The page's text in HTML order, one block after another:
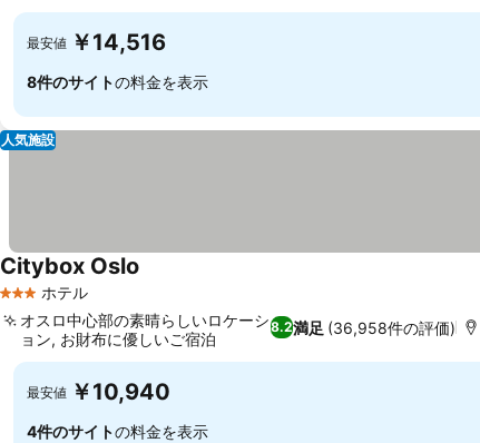
最安値 ￥14,516
8件のサイトの料金を表示
人気施設
3 ホテルのランク
ホテル
Citybox Oslo
8.2満足 (36,958件の評価)
オスロ中心部の素晴らしいロケーシ
ョン, お財布に優しいご宿泊
最安値 ￥10,940
4件のサイトの料金を表示